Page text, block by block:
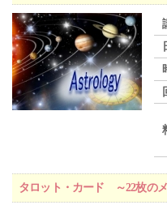
タロット・カード ～22枚の